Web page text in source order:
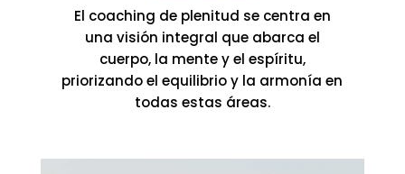
El coaching de plenitud se centra en
una visión integral que abarca el
cuerpo, la mente y el espíritu,
priorizando el equilibrio y la armonía en
todas estas áreas.